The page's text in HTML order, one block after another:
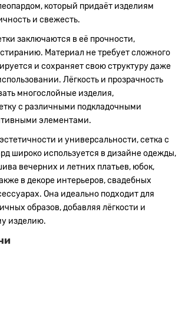
который придаёт изделиям
и свежесть.
заключаются в её прочности,
Материал не требует сложного
и сохраняет свою структуру даже
Лёгкость и прозрачность
многослойные изделия,
с различными подкладочными
элементами.
и универсальности, сетка с
широко используется в дизайне одежды,
вечерних и летних платьев, юбок,
в декоре интерьеров, свадебных
Она идеально подходит для
образов, добавляя лёгкости и
изделию.